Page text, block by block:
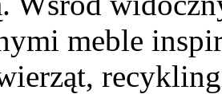
meble